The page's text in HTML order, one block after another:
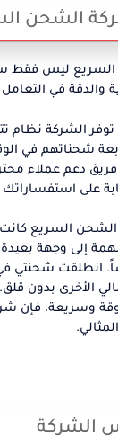
الشحن
ليس فقط
والدقة في
توفر الشركة نظام
شحناتهم في
دعم عملاء
على
السريع كانت
إلى وجهة
انطلقت شحنتي في
الأخرى بدون
وسريعة، فإن
الشركة